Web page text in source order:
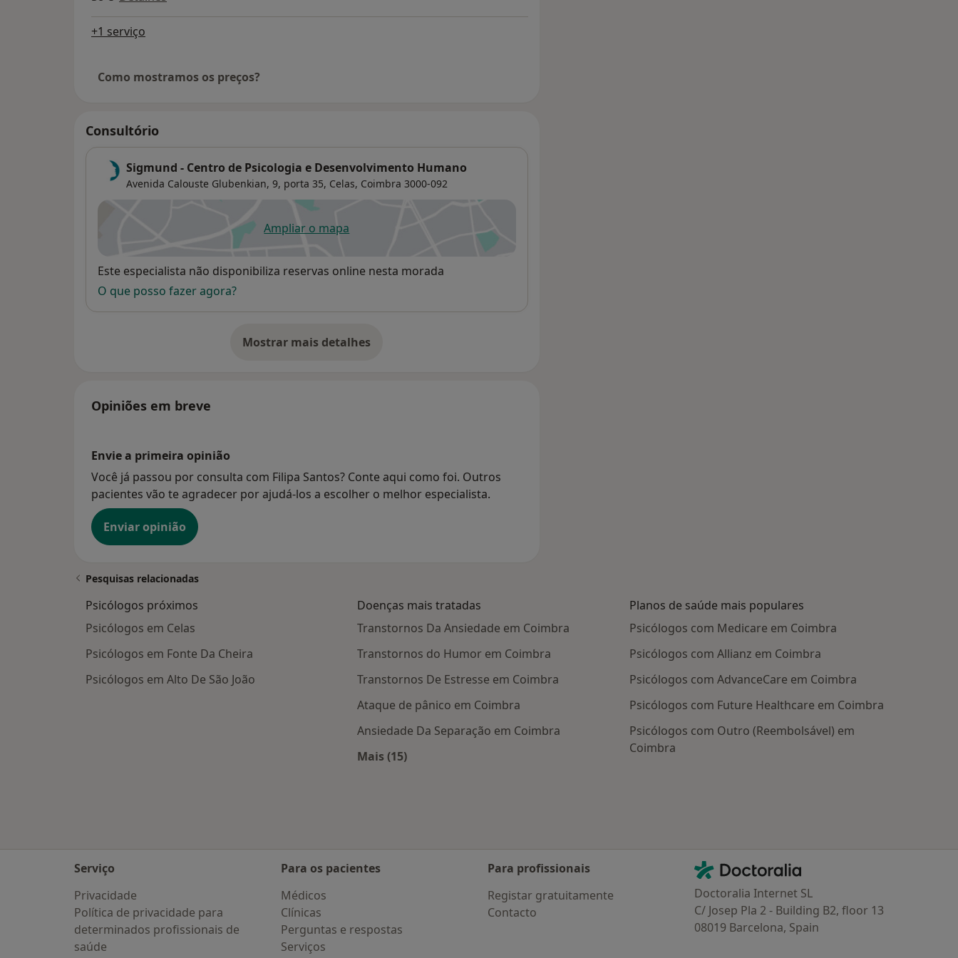
+1 serviço
Como mostramos os preços?
Consultório
Sigmund - Centro de Psicologia e Desenvolvimento Humano
Avenida Calouste Glubenkian, 9, porta 35, Celas, Coimbra 3000-092
Ampliar o mapaabre num novo separador
Disponibilidade
Este especialista não disponibiliza reservas online nesta morada
O que posso fazer agora?
Mostrar mais detalhes
sobre o endereço
Opiniões em breve
Envie a primeira opinião
Você já passou por consulta com Filipa Santos? Conte aqui como foi. Outros
pacientes vão te agradecer por ajudá-los a escolher o melhor especialista.
Enviar opinião
Pesquisas relacionadas
Psicólogos próximos
Psicólogos em Celas
Psicólogos em Fonte Da Cheira
Psicólogos em Alto De São João
Doenças mais tratadas
Transtornos Da Ansiedade em Coimbra
Transtornos do Humor em Coimbra
Transtornos De Estresse em Coimbra
Ataque de pânico em Coimbra
Ansiedade Da Separação em Coimbra
Mais (15)
Planos de saúde mais populares
Psicólogos com Medicare em Coimbra
Psicólogos com Allianz em Coimbra
Psicólogos com AdvanceCare em Coimbra
Psicólogos com Future Healthcare em Coimbra
Psicólogos com Outro (Reembolsável) em
Coimbra
Serviço
Privacidade
Política de privacidade para
determinados profissionais de
saúde
Para os pacientes
Médicos
Clínicas
Perguntas e respostas
Serviços
Para profissionais
Registar gratuitamente
Contacto
Contacto
Doctoralia - Homepage
Doctoralia Internet SL
C/ Josep Pla 2 - Building B2, floor 13
08019 Barcelona, Spain